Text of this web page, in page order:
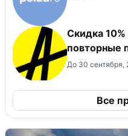
Скидка
повторные
До 30 сентября,
Все